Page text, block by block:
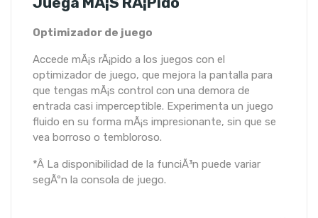
Optimizador de juego
Accede mÃ¡s rÃ¡pido a los juegos con el
optimizador de juego, que mejora la pantalla para
que tengas mÃ¡s control con una demora de
entrada casi imperceptible. Experimenta un juego
fluido en su forma mÃ¡s impresionante, sin que se
vea borroso o tembloroso.
*Â La disponibilidad de la funciÃ³n puede variar
segÃºn la consola de juego.